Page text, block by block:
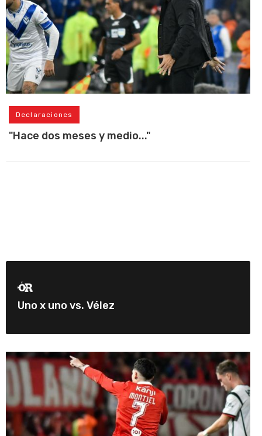
Declaraciones
"Hace dos meses y medio..."
Uno x uno vs. Vélez